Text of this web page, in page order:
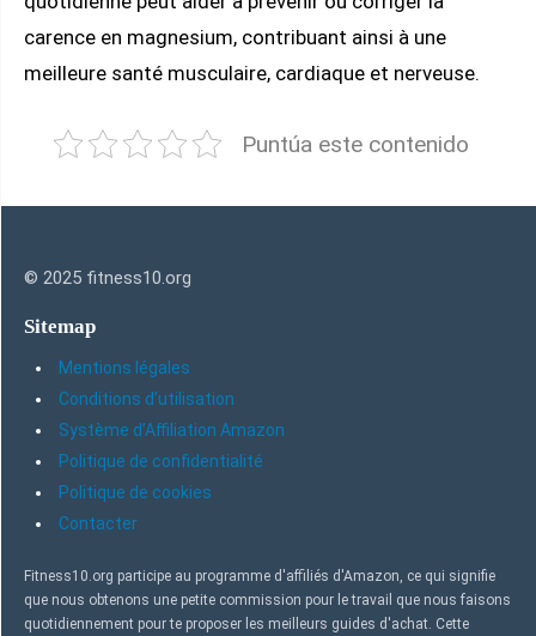
carence en magnesium, contribuant ainsi à une
meilleure santé musculaire, cardiaque et nerveuse.
Puntúa este contenido
© 2025 fitness10.org
Sitemap
Mentions légales
Conditions d’utilisation
Système d’Affiliation Amazon
Politique de confidentialité
Politique de cookies
Contacter
Fitness10.org participe au programme d'affiliés d'Amazon, ce qui signifie
que nous obtenons une petite commission pour le travail que nous faisons
quotidiennement pour te proposer les meilleurs guides d'achat. Cette